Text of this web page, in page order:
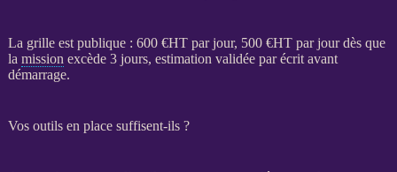
La grille est publique : 600 €HTpar jour, 500 €HTpar jour dès que
la mission excède 3 jours, estimation validée par écrit avant
démarrage.
Vos outils en place suffisent-ils ?